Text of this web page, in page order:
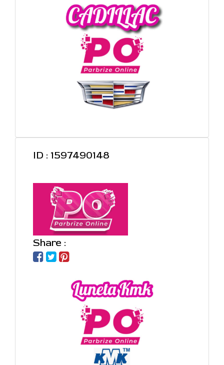
ID : 1597490148
Share :